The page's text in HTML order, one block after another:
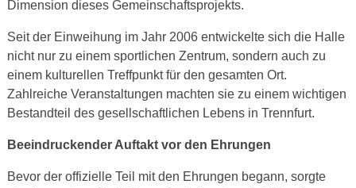
Dimension dieses Gemeinschaftsprojekts.
Seit der Einweihung im Jahr 2006 entwickelte sich die Halle
nicht nur zu einem sportlichen Zentrum, sondern auch zu
einem kulturellen Treffpunkt für den gesamten Ort.
Zahlreiche Veranstaltungen machten sie zu einem wichtigen
Bestandteil des gesellschaftlichen Lebens in Trennfurt.
Beeindruckender Auftakt vor den Ehrungen
Bevor der offizielle Teil mit den Ehrungen begann, sorgte